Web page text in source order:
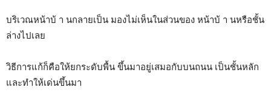
บริเวณหน้าบ้ า นกลายเป็น มองไม่เห็นในส่วนของ หน้าบ้ า นหรือชั้น
ล่างไปเลย
วิธีการแก้ก็คือให้ยกระดับพื้น ขึ้นมาอยู่เสมอกับบนถนน เป็นชั้นหลัก
และทำให้เด่นขึ้นมา